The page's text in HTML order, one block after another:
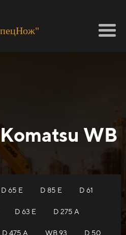
WB
D 65 E D 85 E D 61
D 63 E D 275 A
D 475 A WB 93 D 50